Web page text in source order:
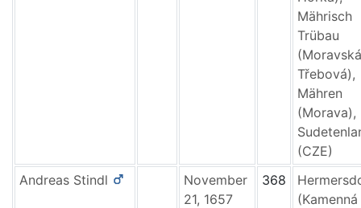
Mährisch
Trübau
(Moravská
Třebová),
Mähren
(Morava),
(CZE)
Andreas Stindl
November
21, 1657
368
(Kamenná